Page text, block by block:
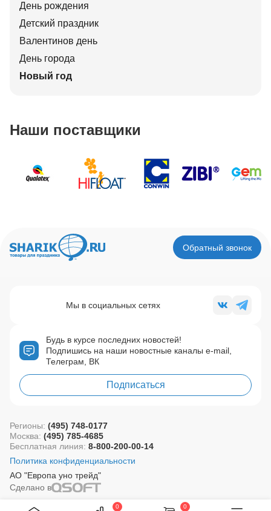
0 0
День рождения
Детский праздник
Валентинов день
День города
Новый год
Наши поставщики
Обратный звонок
Будь в курсе последних новостей!
Подпишись на наши новостные каналы e-mail,
Телеграм, ВК
Подписаться
Мы в социальных сетях
АО "Европа уно трейд"
Регионы: (495) 748-0177
Москва: (495) 785-4685
Бесплатная линия: 8-800-200-00-14
Политика конфиденциальности
Сделано в